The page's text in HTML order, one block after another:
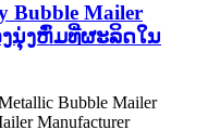
Bubble Mailer
ນຸ່ງຫົ່ມທີ່ຜະລິດໃນ